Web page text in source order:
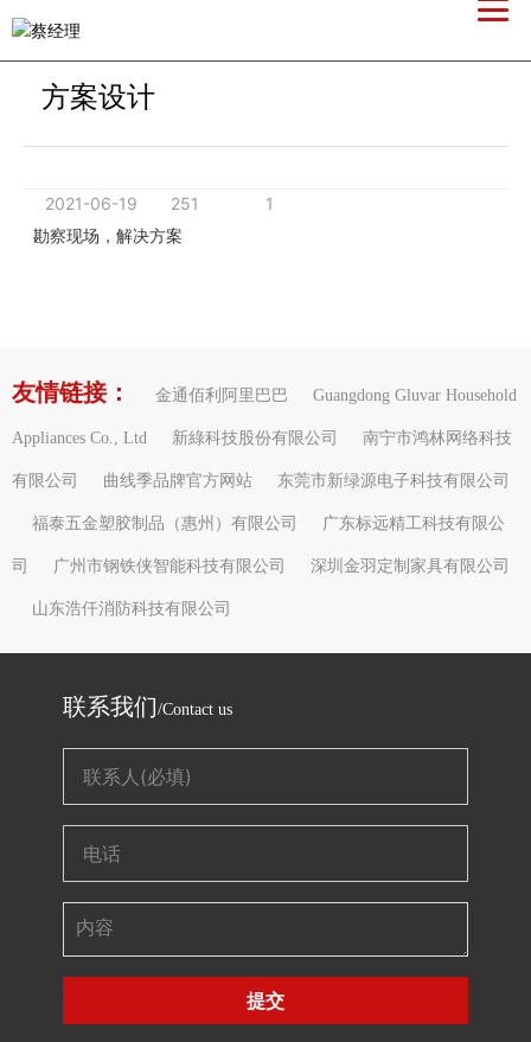
首页
方案设计
2021-06-19 251
1
勘察现场，解决方案
友情链接： 金通佰利阿里巴巴 Guangdong Gluvar Household
Appliances Co., Ltd 新綠科技股份有限公司 南宁市鸿林网络科技
有限公司 曲线季品牌官方网站 东莞市新绿源电子科技有限公司
福泰五金塑胶制品（惠州）有限公司 广东标远精工科技有限公
司 广州市钢铁侠智能科技有限公司 深圳金羽定制家具有限公司
山东浩仟消防科技有限公司
联系我们/Contact us
提交